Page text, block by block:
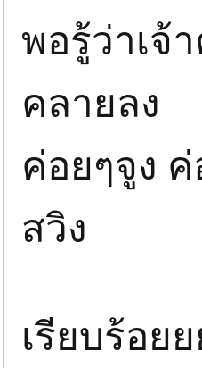
พอรู้ว่าเจ้
คลายลง
ค่อยๆจูง
สวิง
เรียบร้อย